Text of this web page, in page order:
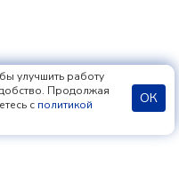
улучшить работу
Продолжая
с политикой
ОК